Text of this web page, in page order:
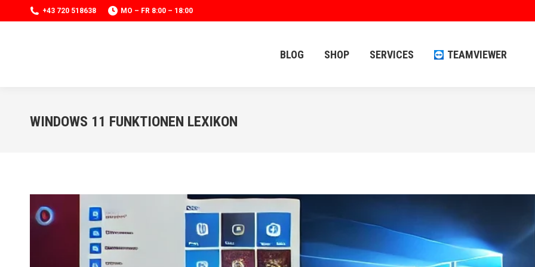
+43 720 518638 MO – FR 8:00 – 18:00
BLOG SHOP SERVICES TEAMVIEWER
WINDOWS 11 FUNKTIONEN LEXIKON